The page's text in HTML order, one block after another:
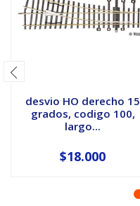
desvio HO derecho 15
grados, codigo 100,
largo...
$18.000